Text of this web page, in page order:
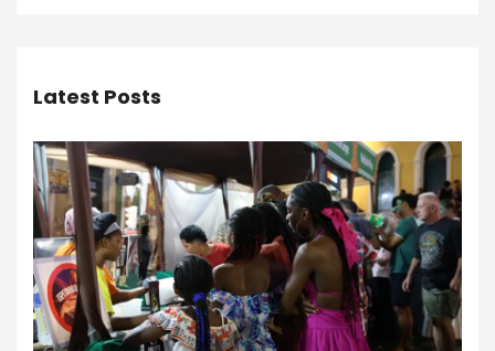
Latest Posts